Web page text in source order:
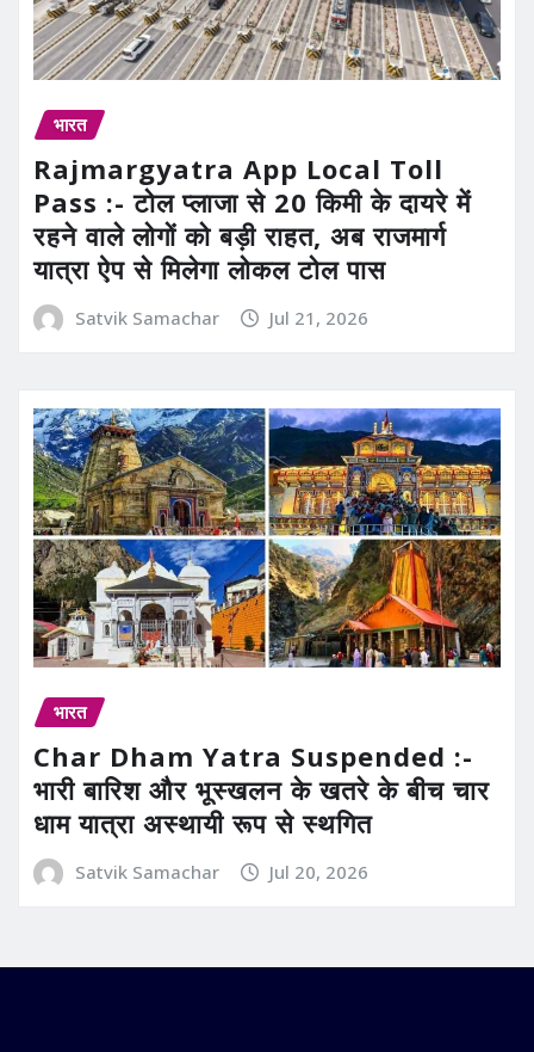
भारत
Rajmargyatra App Local Toll
Pass :- टोल प्लाजा से 20 किमी के दायरे में
रहने वाले लोगों को बड़ी राहत, अब राजमार्ग
यात्रा ऐप से मिलेगा लोकल टोल पास
Satvik Samachar Jul 21, 2026
भारत
Char Dham Yatra Suspended :-
भारी बारिश और भूस्खलन के खतरे के बीच चार
धाम यात्रा अस्थायी रूप से स्थगित
Satvik Samachar Jul 20, 2026